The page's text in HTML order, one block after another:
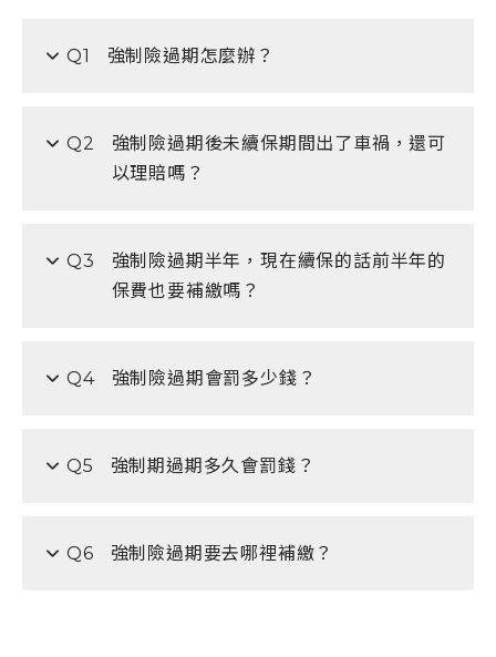
Q1 強制險過期怎麼辦？
Q2
強制險過期後未續保期間出了車禍，還可
以理賠嗎？
Q3
強制險過期半年，現在續保的話前半年的
保費也要補繳嗎？
Q4 強制險過期會罰多少錢？
Q5 強制期過期多久會罰錢？
Q6 強制險過期要去哪裡補繳？